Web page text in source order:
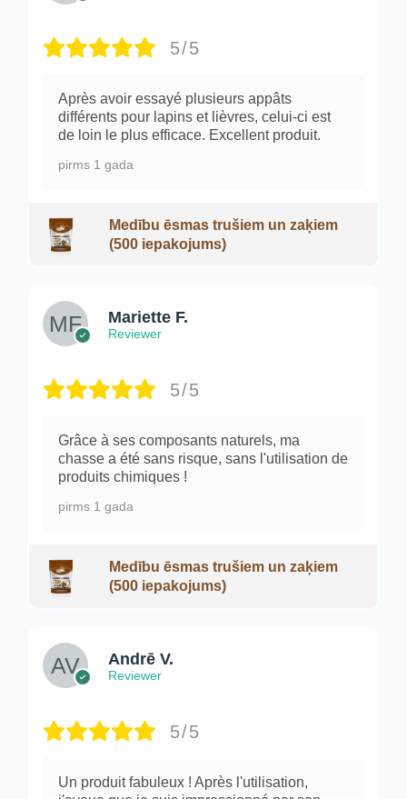
5/5
Après avoir essayé plusieurs appâts
différents pour lapins et lièvres, celui-ci est
de loin le plus efficace. Excellent produit.
pirms 1 gada
Medību ēsmas trušiem un zaķiem
(500 iepakojums)
Mariette F.
Reviewer
5/5
Grâce à ses composants naturels, ma
chasse a été sans risque, sans l'utilisation de
produits chimiques !
pirms 1 gada
Medību ēsmas trušiem un zaķiem
(500 iepakojums)
Andrē V.
Reviewer
5/5
Un produit fabuleux ! Après l'utilisation,